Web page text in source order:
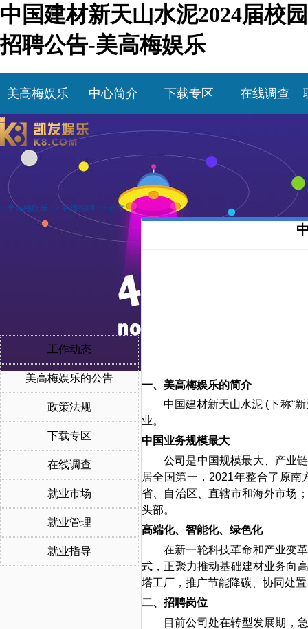
中国建材新天山水泥2024届校园
招聘公告-美高梅娱乐
美高梅娱乐 中心简介 下载专区 在线调查
> 美高梅娱乐 >> 在线招聘 >> 正文
工作动态
美高梅娱乐的公告
政策法规
下载专区
在线调查
就业市场
就业管理
就业指导
一、美高梅娱乐的简介
中国建材新天山水泥 (下称“新
业。
中国业务规模最大
公司是中国规模最大、产业
居全国第一， 2021年整合了原南
省、自治区、直辖市和海外市场
头部。
高端化、智能化、绿色化
在新一轮科技革命和产业变
式， 正聚力推动基础建材业务向
塔工厂，推广节能降碳、协同处
二、招聘岗位
目前公司处在转型发展期，